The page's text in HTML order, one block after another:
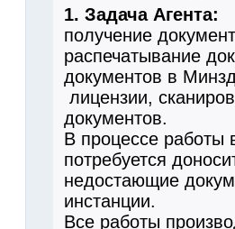
1. Задача Агента:
получение
распечатывание
документов в
лицензии,
документов.
В процессе работы
потребуется
недостающие
инстанции.
Все работы